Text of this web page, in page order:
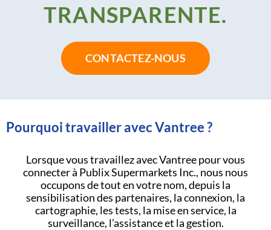
TRANSPARENTE.
CONTACTEZ-NOUS
Pourquoi travailler avec Vantree ?
Lorsque vous travaillez avec Vantree pour vous
connecter à Publix Supermarkets Inc., nous nous
occupons de tout en votre nom, depuis la
sensibilisation des partenaires, la connexion, la
cartographie, les tests, la mise en service, la
surveillance, l’assistance et la gestion.